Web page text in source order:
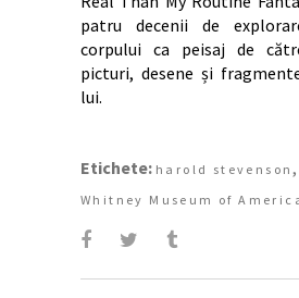
patru decenii de
corpului ca peisaj de
picturi, desene și
lui.
Etichete: harold stevenson
Whitney Museum of